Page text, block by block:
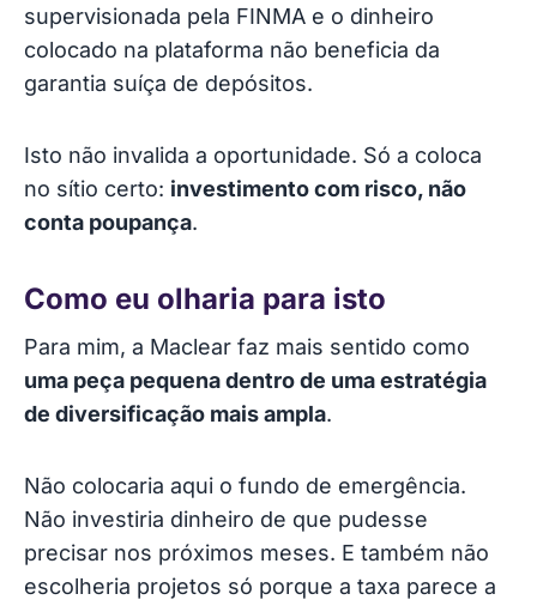
supervisionada pela FINMA e o dinheiro
colocado na plataforma não beneficia da
garantia suíça de depósitos.
Isto não invalida a oportunidade. Só a coloca
no sítio certo: investimento com risco, não
conta poupança.
Como eu olharia para isto
Para mim, a Maclear faz mais sentido como
uma peça pequena dentro de uma estratégia
de diversificação mais ampla.
Não colocaria aqui o fundo de emergência.
Não investiria dinheiro de que pudesse
precisar nos próximos meses. E também não
escolheria projetos só porque a taxa parece a